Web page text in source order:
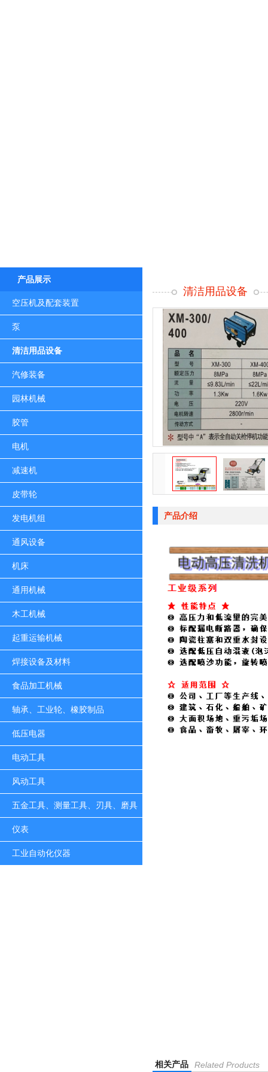
产品展示
空压机及配套装置
泵
清洁用品设备
汽修装备
园林机械
胶管
电机
减速机
皮带轮
发电机组
通风设备
机床
通用机械
木工机械
起重运输机械
焊接设备及材料
食品加工机械
轴承、工业轮、橡胶制品
低压电器
电动工具
风动工具
五金工具、测量工具、刃具、磨具
仪表
工业自动化仪器
清洁用品设备
产品介绍
相关产品 Related Products